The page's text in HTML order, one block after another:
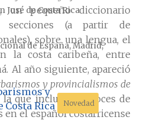
, un pequeño diccionario
secciones (a partir de
sobre una lengua, el
la costa caribeña, entre
Al año siguiente, apareció
y provincialismos de
que incluyó las voces de
en el español costarricense
José de Costa Rica
de España, Madrid,
y
Rica
Novedad